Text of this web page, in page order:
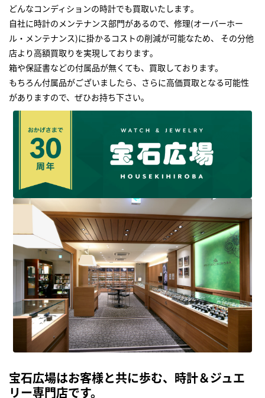
どんなコンディションの時計でも買取いたします｡
自社に時計のメンテナンス部門があるので、修理(オーバーホー
ル・メンテナンス)に掛かるコストの削減が可能なため、 その分他
店より高額買取りを実現しております｡
箱や保証書などの付属品が無くても、買取しております。
もちろん付属品がございましたら、さらに高価買取となる可能性
がありますので、ぜひお持ち下さい｡
宝石広場はお客様と共に歩む、時計＆ジュエ
リー専門店です。